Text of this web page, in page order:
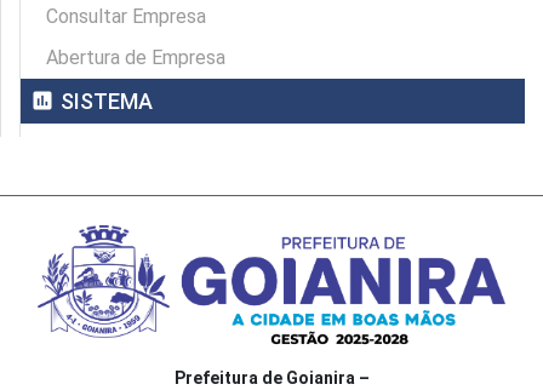
Consultar Empresa
Abertura de Empresa
assessment SISTEMA
Prefeitura de Goianira –